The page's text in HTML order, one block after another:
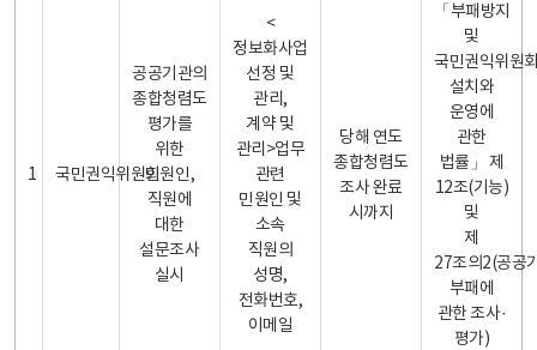
1 국민권익위원회
공공기관의
종합청렴도
평가를
위한
민원인,
직원에
대한
설문조사
실시
<
정보화사업
선정 및
관리,
계약 및
관리>업무
관련
민원인 및
소속
직원의
성명,
전화번호,
이메일
당해 연도
종합청렴도
조사 완료
시까지
「부패방지
및
국민권익위원
설치와
운영에
관한
법률」 제
12조(기능)
및
제
27조의2(공공
부패에
관한 조사·
평가)